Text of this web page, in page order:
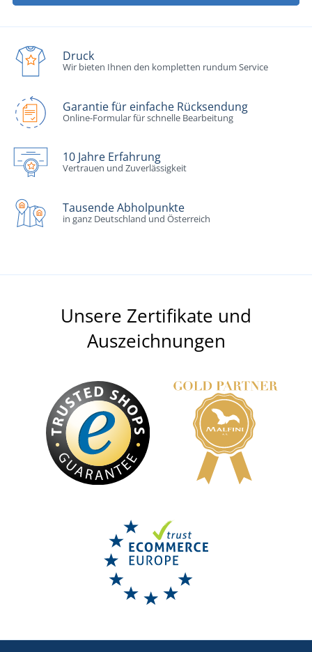
Druck
Wir bieten Ihnen den kompletten rundum Service
Garantie für einfache Rücksendung
Online-Formular für schnelle Bearbeitung
10 Jahre Erfahrung
Vertrauen und Zuverlässigkeit
Tausende Abholpunkte
in ganz Deutschland und Österreich
Unsere Zertifikate und
Auszeichnungen